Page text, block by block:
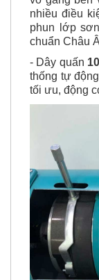
phun lớp
chuẩn Châu
- Dây quấn
thống tự
tối ưu, động